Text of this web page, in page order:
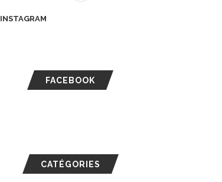
INSTAGRAM
FACEBOOK
CATÉGORIES